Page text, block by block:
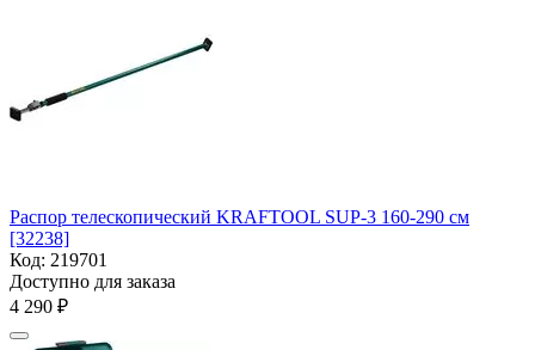
Распор телескопический KRAFTOOL SUP-3 160-290 см
[32238]
Код: 219701
Доступно для заказа
4 290 ₽